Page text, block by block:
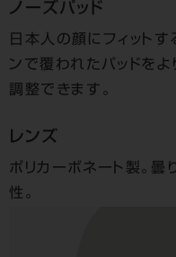
ノーズパッド
日本人の顔にフィット
ンで覆われたパッドをよ
調整できます。
レンズ
ポリカーボネート製。曇
性。